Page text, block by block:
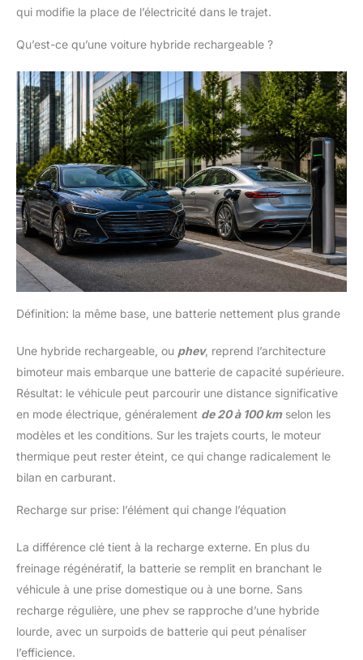
qui modifie la place de l’électricité dans le trajet.
Qu’est-ce qu’une voiture hybride rechargeable ?
Définition: la même base, une batterie nettement plus grande
Une hybride rechargeable, ou phev, reprend l’architecture
bimoteur mais embarque une batterie de capacité supérieure.
Résultat: le véhicule peut parcourir une distance significative
en mode électrique, généralement de 20 à 100 kmselon les
modèles et les conditions. Sur les trajets courts, le moteur
thermique peut rester éteint, ce qui change radicalement le
bilan en carburant.
Recharge sur prise: l’élément qui change l’équation
La différence clé tient à la recharge externe. En plus du
freinage régénératif, la batterie se remplit en branchant le
véhicule à une prise domestique ou à une borne. Sans
recharge régulière, une phev se rapproche d’une hybride
lourde, avec un surpoids de batterie qui peut pénaliser
l’efficience.